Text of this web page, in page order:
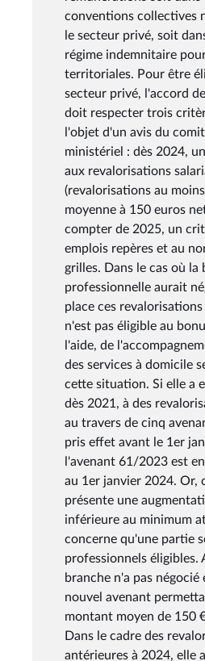
conventions collectives
le secteur privé, soit
régime indemnitaire
territoriales. Pour être
secteur privé, l'accord
doit respecter trois
l'objet d'un avis du
ministériel : dès 2024,
aux revalorisations
(revalorisations au
moyenne à 150 euros
compter de 2025, un
emplois repères et au
grilles. Dans le cas où la
professionnelle aurait
place ces
n'est pas éligible au
l'aide, de
des services à domicile
cette situation. Si elle a
dès 2021, à des
au travers de cinq
pris effet avant le 1er
l'avenant 61/2023 est
au 1er janvier 2024. Or,
présente une
inférieure au minimum
concerne qu'une partie
professionnels éligibles.
branche n'a pas négocié
nouvel avenant
montant moyen de 150
Dans le cadre des
antérieures à 2024, elle